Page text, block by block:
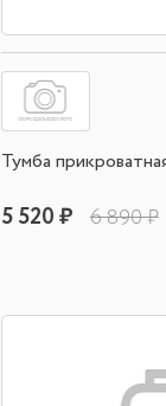
Тумба
5 520 ₽ 6 890 ₽